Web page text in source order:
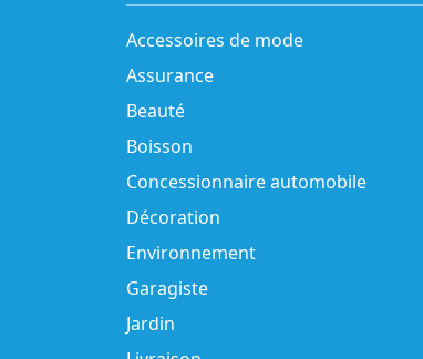
Accessoires de mode
Assurance
Beauté
Boisson
Concessionnaire automobile
Décoration
Environnement
Garagiste
Jardin